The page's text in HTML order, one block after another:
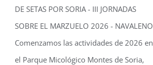
DE SETAS POR SORIA - III JORNADAS
SOBRE EL MARZUELO 2026 -
Comenzamos las actividades de 2026 en
el Parque Micológico Montes de Soria,